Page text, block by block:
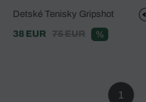
Detské Tenisky Gripshot
38 EUR
75 EUR %
1